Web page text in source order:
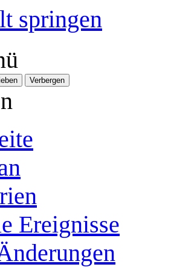
springen
Verbergen
Ereignisse